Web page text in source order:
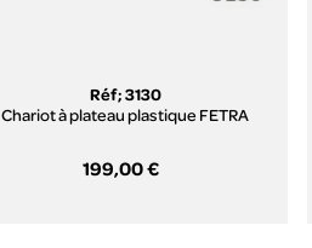
Réf; 3130
Chariot à plateau plastique FETRA
199,00 €